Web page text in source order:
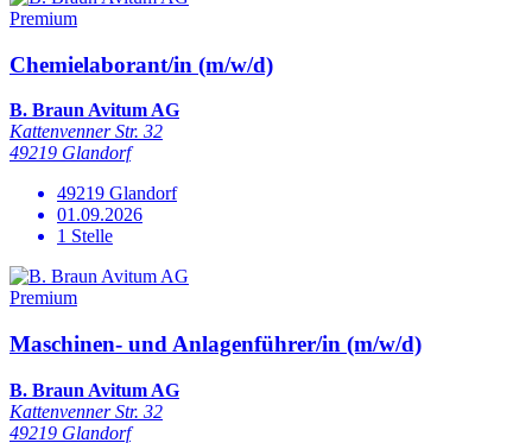
Premium
Chemielaborant/in (m/w/d)
B. Braun Avitum AG
Kattenvenner Str. 32
49219 Glandorf
49219 Glandorf
01.09.2026
1 Stelle
Premium
Maschinen- und Anlagenführer/in (m/w/d)
B. Braun Avitum AG
Kattenvenner Str. 32
49219 Glandorf